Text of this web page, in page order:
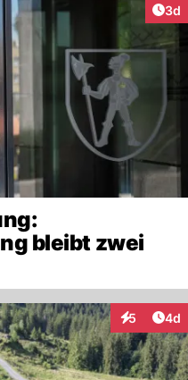
3d
bleibt zwei
5 4d